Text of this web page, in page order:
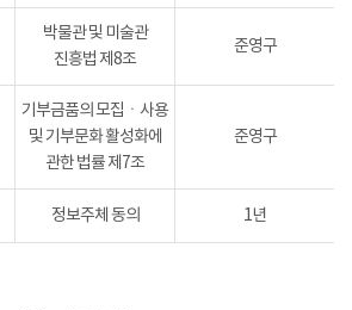
박물관 및 미술관
진흥법 제8조
준영구
기부금품의 모집ㆍ사용
및 기부문화 활성화에
관한 법률 제7조
준영구
정보주체 동의 1년